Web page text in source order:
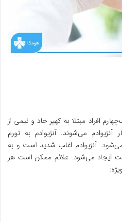
افراد مبتلا به کهیر حاد و نیمی از
آنژیوادم می‌شوند. آنژیوادم به تورم
آنژیوادم اغلب شدید است و به
ایجاد می‌شود. علائم ممکن است هر